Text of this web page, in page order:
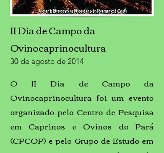
II Dia de Campo da
Ovinocaprinocultura
30 de agosto de 2014
O II Dia de Campo da
Ovinocaprinocultura foi um evento
organizado pelo Centro de Pesquisa
em Caprinos e Ovinos do Pará
(CPCOP) e pelo Grupo de Estudo em